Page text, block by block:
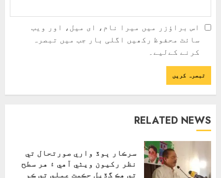
اس براؤزر میں میرا نام، ای میل، اور ویب
سائٹ محفوظ رکھیں اگلی بار جب میں تبصرہ
کرنے کےلیے۔
RELATED NEWS
سرڪار ٻوڏ واري صورتحال تي
نظر رکيون ويٺي آهي ۽ هر سطح
تي هڪ گڏيل حڪمت عملي تي ڪم